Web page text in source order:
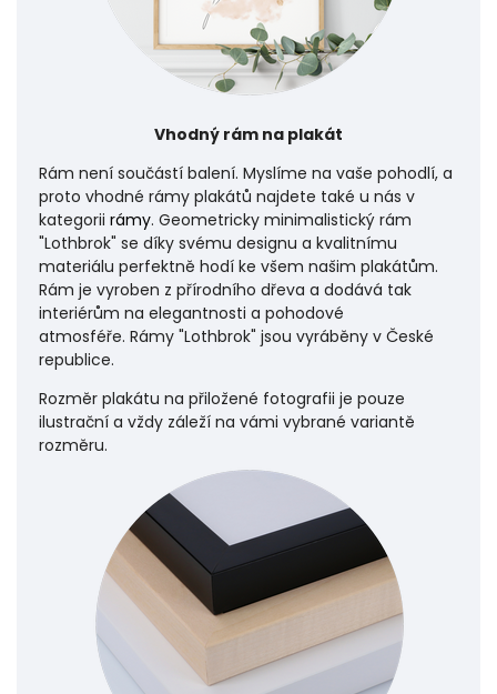
Vhodný rám na plakát
Rám není součástí balení. Myslíme na vaše pohodlí, a
proto vhodné rámy plakátů najdete také u nás v
kategorii rámy. Geometricky minimalistický rám
"Lothbrok" se díky svému designu a kvalitnímu
materiálu perfektně hodí ke všem našim plakátům.
Rám je vyroben z přírodního dřeva a dodává tak
interiérům na elegantnosti a pohodové
atmosféře. Rámy "Lothbrok" jsou vyráběny v České
republice.
Rozměr plakátu na přiložené fotografii je pouze
ilustrační a vždy záleží na vámi vybrané variantě
rozměru.